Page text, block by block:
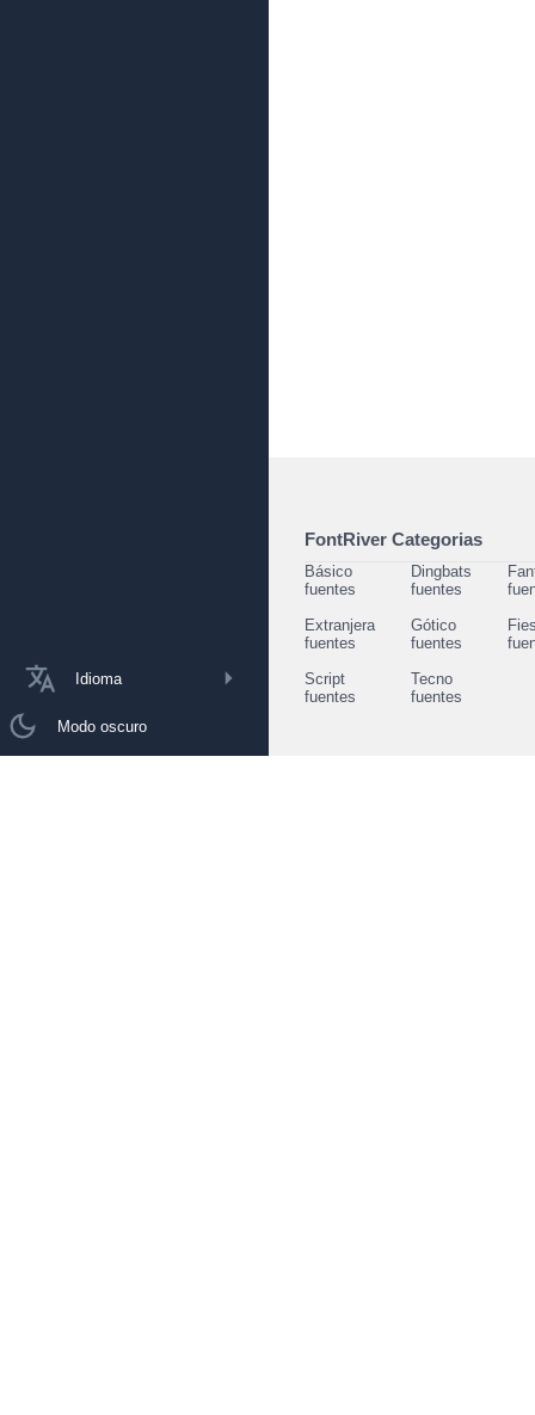
Idioma
Modo oscuro
FontRiver Categorias
Básico
fuentes
Dingbats
fuentes
Extranjera
fuentes
Gótico
fuentes
Script
fuentes
Tecno
fuentes